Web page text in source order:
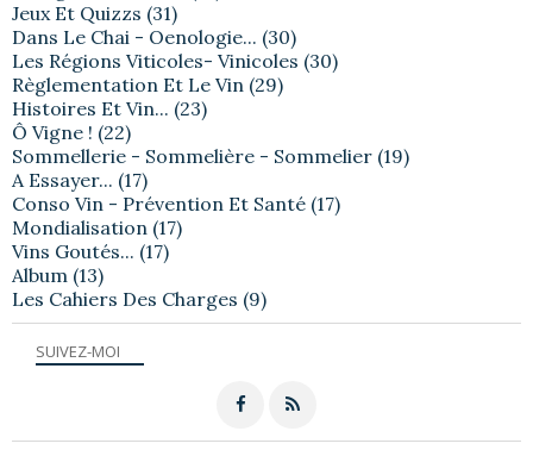
SUIVEZ-MOI
Jeux Et Quizzs (31)
Dans Le Chai - Oenologie... (30)
Les Régions Viticoles- Vinicoles (30)
Règlementation Et Le Vin (29)
Histoires Et Vin... (23)
Ô Vigne ! (22)
Sommellerie - Sommelière - Sommelier (19)
A Essayer... (17)
Conso Vin - Prévention Et Santé (17)
Mondialisation (17)
Vins Goutés... (17)
Album (13)
Les Cahiers Des Charges (9)